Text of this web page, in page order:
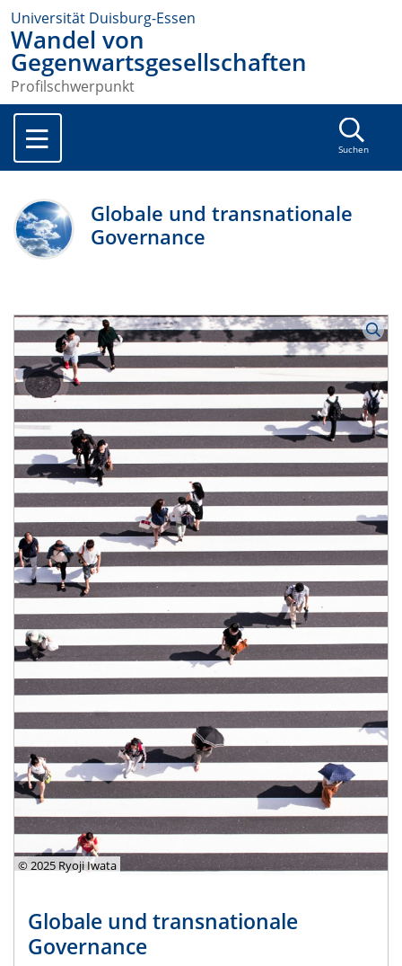
Universität Duisburg-Essen
Wandel von
Gegenwartsgesellschaften
Profilschwerpunkt
Suchen
Globale und transnationale
Governance
© 2025 Ryoji Iwata
Globale und transnationale
Governance